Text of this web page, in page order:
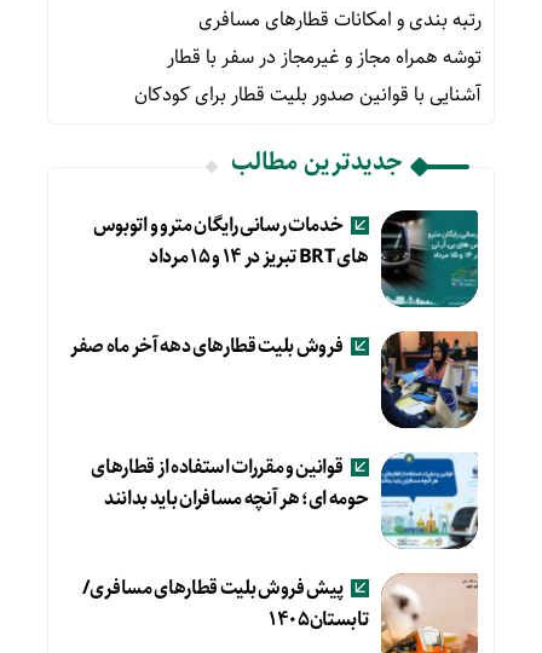
رتبه بندی و امکانات قطارهای مسافری
توشه همراه مجاز و غیرمجاز در سفر با قطار
آشنایی با قوانین صدور بلیت قطار برای کودکان
جدیدترین مطالب
خدمات رسانی رایگان مترو و اتوبوس
های BRT تبریز در ۱۴ و ۱۵ مرداد
فروش بلیت قطارهای دهه آخر ماه صفر
قوانین و مقررات استفاده از قطارهای
حومه ای؛ هر آنچه مسافران باید بدانند
پیش فروش بلیت قطارهای مسافری/
تابستان۱۴۰۵